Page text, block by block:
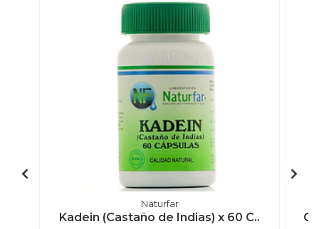
Naturfar
Kadein (Castaño de Indias) x 60 C..